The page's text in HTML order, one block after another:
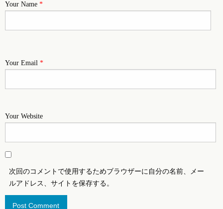
Your Name *
Your Email *
Your Website
次回のコメントで使用するためブラウザーに自分の名前、メー
ルアドレス、サイトを保存する。